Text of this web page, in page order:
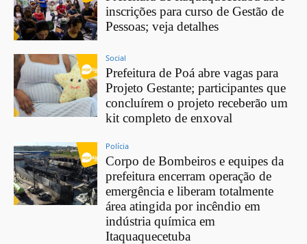
inscrições para curso de Gestão de
Pessoas; veja detalhes
Social
Prefeitura de Poá abre vagas para
Projeto Gestante; participantes que
concluírem o projeto receberão um
kit completo de enxoval
Polícia
Corpo de Bombeiros e equipes da
prefeitura encerram operação de
emergência e liberam totalmente
área atingida por incêndio em
indústria química em
Itaquaquecetuba